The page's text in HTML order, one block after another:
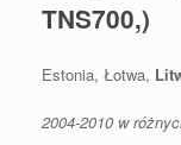
TNS700,)
Estonia, Łotwa,
2004-2010 w